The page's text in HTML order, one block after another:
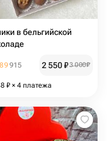
в бельгийской
915 2 550₽3 000₽
₽ × 4 платежа